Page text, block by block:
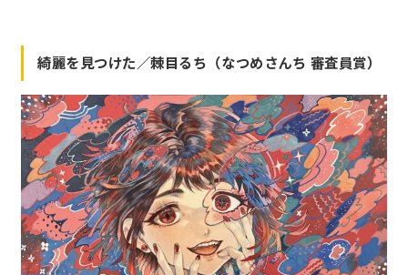
綺麗を見つけた／棘目るち（なつめさんち 審査員賞）